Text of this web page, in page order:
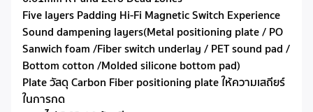
Five layers Padding Hi-Fi Magnetic Switch Experience
Sound dampening layers(Metal positioning plate / PO
Sanwich foam /Fiber switch underlay / PET sound pad /
Bottom cotton /Molded silicone bottom pad)
Plate วัสดุ Carbon Fiber positioning plate ให้ความเสถียร์
ในการกด